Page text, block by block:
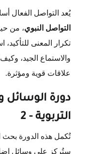
يُعد التواصل الفعال
التواصل النبوي، من
تكرار المعنى
والاستماع الجيد،
علاقات قوية ومؤثرة.
دورة الوسائل
التربوية - 2
تُكمل هذه الدورة بحث
ستُركز على وسائل